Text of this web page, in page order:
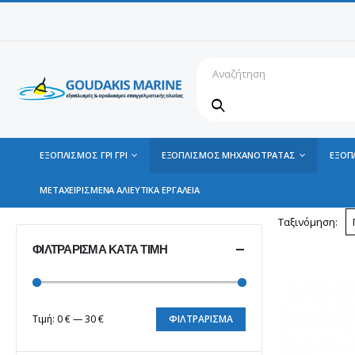
ΕΞΟΠΛΙΣΜΟΣ ΓΡΙ ΓΡΙ ΕΞΟΠΛΙΣΜΟΣ ΜΗΧΑΝΟΤΡΑΤΑΣ
ΜΕΤΑΧΕΙΡΙΣΜΕΝΑ ΑΛΙΕΥΤΙΚΑ ΕΡΓΑΛΕΙΑ
Ταξινόμηση:
ΦΙΛΤΡΆΡΙΣΜΑ ΚΑΤΆ ΤΙΜΉ
Ελάχιστη
Μέγιστη
ΦΙΛΤΡΆΡΙΣΜΑ
Τιμή: 0 €—30 €